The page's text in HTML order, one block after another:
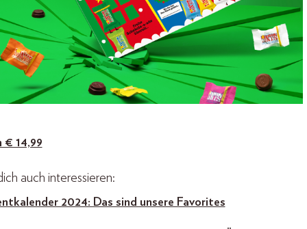
€ 14,99
auch interessieren:
2024: Das sind unsere Favorites